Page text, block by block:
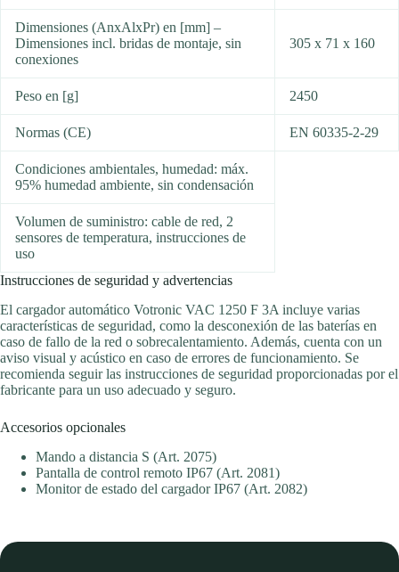
Dimensiones (AnxAlxPr) en [mm] –
Dimensiones incl. bridas de montaje, sin
conexiones
305 x 71 x 160
Peso en [g] 2450
Normas (CE) EN 60335-2-29
Condiciones ambientales, humedad: máx.
95% humedad ambiente, sin condensación
Volumen de suministro: cable de red, 2
sensores de temperatura, instrucciones de
uso
Instrucciones de seguridad y advertencias
El cargador automático Votronic VAC 1250 F 3A incluye varias
características de seguridad, como la desconexión de las baterías en
caso de fallo de la red o sobrecalentamiento. Además, cuenta con un
aviso visual y acústico en caso de errores de funcionamiento. Se
recomienda seguir las instrucciones de seguridad proporcionadas por el
fabricante para un uso adecuado y seguro.
Accesorios opcionales
Mando a distancia S (Art. 2075)
Pantalla de control remoto IP67 (Art. 2081)
Monitor de estado del cargador IP67 (Art. 2082)